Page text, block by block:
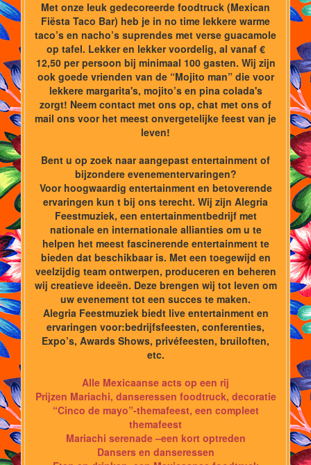
Met onze leuk gedecoreerde foodtruck (Mexican
Fiësta Taco Bar) heb je in no time lekkere warme
taco’s en nacho’s suprendes met verse guacamole
op tafel. Lekker en lekker voordelig, al vanaf €
12,50 per persoon bij minimaal 100 gasten. Wij zijn
ook goede vrienden van de “Mojito man” die voor
lekkere margarita's, mojito’s en pina colada's
zorgt! Neem contact met ons op, chat met ons of
mail ons voor het meest onvergetelijke feest van je
leven!
Bent u op zoek naar aangepast entertainment of
bijzondere evenementervaringen?
Voor hoogwaardig entertainment en betoverende
ervaringen kun t bij ons terecht. Wij zijn Alegria
Feestmuziek, een entertainmentbedrijf met
nationale en internationale allianties om u te
helpen het meest fascinerende entertainment te
bieden dat beschikbaar is. Met een toegewijd en
veelzijdig team ontwerpen, produceren en beheren
wij creatieve ideeën. Deze brengen wij tot leven om
uw evenement tot een succes te maken.
Alegria Feestmuziek biedt live entertainment en
ervaringen voor:bedrijfsfeesten, conferenties,
Expo’s, Awards Shows, privéfeesten, bruiloften,
etc.
Alle Mexicaanse acts op een rij
Prijzen Mariachi, danseressen foodtruck, decoratie
“Cinco de mayo”-themafeest, een compleet
themafeest
Mariachi serenade –een kort optreden
Dansers en danseressen